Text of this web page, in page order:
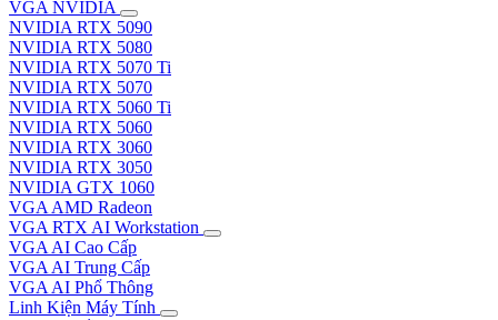
VGA NVIDIA
NVIDIA RTX 5090
NVIDIA RTX 5080
NVIDIA RTX 5070 Ti
NVIDIA RTX 5070
NVIDIA RTX 5060 Ti
NVIDIA RTX 5060
NVIDIA RTX 3060
NVIDIA RTX 3050
NVIDIA GTX 1060
VGA AMD Radeon
VGA RTX AI Workstation
VGA AI Cao Cấp
VGA AI Trung Cấp
VGA AI Phổ Thông
Linh Kiện Máy Tính